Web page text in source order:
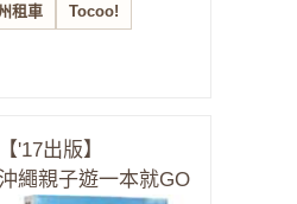
租車 Tocoo!
【'17出版】
沖繩親子遊一本就GO